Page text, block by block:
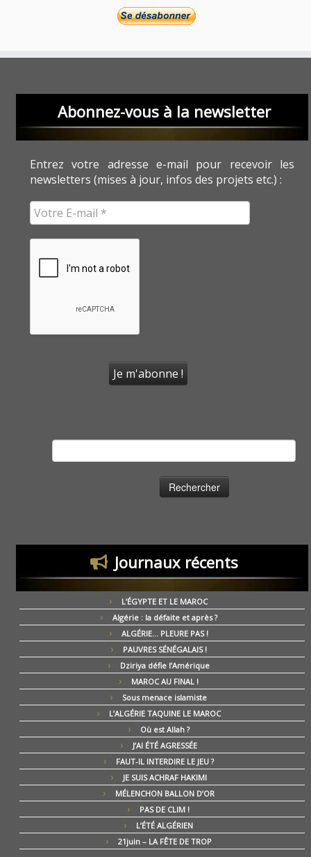
Abonnez-vous à la newsletter
Entrez votre adresse e-mail pour recevoir les
newsletters (mises à jour, infos des projets etc.) :
Journaux récents
L’ÉGYPTE ET LE MAROC
Algérie : la défaite et après ?
ALGÉRIE… PLEURE PAS !
PAUVRES SÉNÉGALAIS !
Dziriya défie l’Amérique
MAROC AU FINAL !
Sous menace islamiste
L’ALGÉRIE TAQUINE LE MAROC
Où est Allah ?
J’AI ÉTÉ AGRESSÉE
FAUT-IL INTERDIRE LE JEU ?
JE SUIS ACHRAF HAKIMI
MÉLENCHON BALLON D’OR
PAS DE CLIM !
L’ÉTÉ ALGÉRIEN
21juin – LA FÊTE DE TROP